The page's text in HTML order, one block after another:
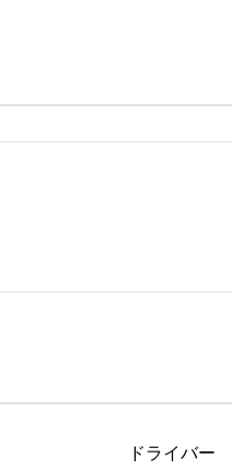
更することがあります。
ドライバー